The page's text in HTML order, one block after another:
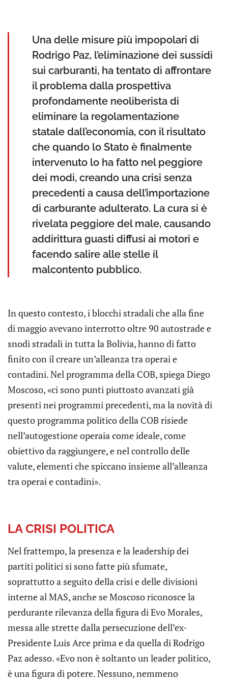
Una delle misure più impopolari di
Rodrigo Paz, l’eliminazione dei sussidi
sui carburanti, ha tentato di affrontare
il problema dalla prospettiva
profondamente neoliberista di
eliminare la regolamentazione
statale dall’economia, con il risultato
che quando lo Stato è finalmente
intervenuto lo ha fatto nel peggiore
dei modi, creando una crisi senza
precedenti a causa dell’importazione
di carburante adulterato. La cura si è
rivelata peggiore del male, causando
addirittura guasti diffusi ai motori e
facendo salire alle stelle il
malcontento pubblico.
In questo contesto, i blocchi stradali che alla fine
di maggio avevano interrotto oltre 90 autostrade e
snodi stradali in tutta la Bolivia, hanno di fatto
finito con il creare un’alleanza tra operai e
contadini. Nel programma della COB, spiega Diego
Moscoso, «ci sono punti piuttosto avanzati già
presenti nei programmi precedenti, ma la novità di
questo programma politico della COB risiede
nell’autogestione operaia come ideale, come
obiettivo da raggiungere, e nel controllo delle
valute, elementi che spiccano insieme all’alleanza
tra operai e contadini».
LA CRISI POLITICA
Nel frattempo, la presenza e la leadership dei
partiti politici si sono fatte più sfumate,
soprattutto a seguito della crisi e delle divisioni
interne al MAS, anche se Moscoso riconosce la
perdurante rilevanza della figura di Evo Morales,
messa alle strette dalla persecuzione dell’ex-
Presidente Luis Arce prima e da quella di Rodrigo
Paz adesso. «Evo non è soltanto un leader politico,
è una figura di potere. Nessuno, nemmeno